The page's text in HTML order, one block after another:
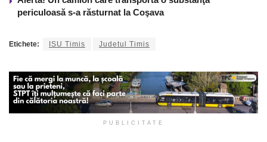
periculoasă s-a răsturnat la Coşava
Etichete: ISU Timis Judetul Timis
PUBLICITATE